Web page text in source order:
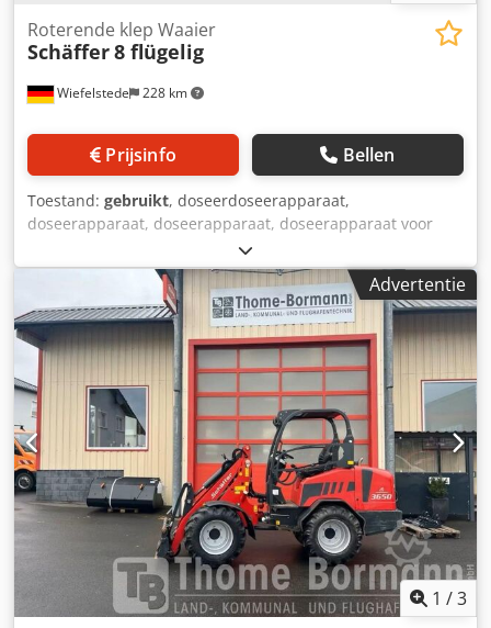
Wiefelstede 228 km
Roterende klep Waaier
Schäffer8 flügelig
Prijsinfo Bellen
Toestand: gebruikt, doseerdoseerapparaat,
doseerapparaat, doseerapparaat, doseerapparaat voor
schroeftransporteur, schroeftransporteur, transportband,
transporttechniek, buisvormige schroeftransporteur -
Schoepenwiel: voor doseerschroef, 8-bladig -Vleugelwiel: Ø
200 x 220 mm, afmetingen zie foto's -afmeting totaal:
625/200/H200 mm Dcodpfsl A Azcsx Anzsk -Gewicht: 12,1
kg
Advertentie
1 /3